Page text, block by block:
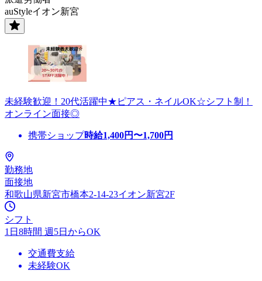
auStyleイオン新宮
未経験歓迎！20代活躍中★ピアス・ネイルOK☆シフト制！
オンライン面接◎
携帯ショップ時給1,400円〜1,700円
勤務地
面接地
和歌山県新宮市橋本2-14-23イオン新宮2F
シフト
1日8時間 週5日からOK
交通費支給
未経験OK